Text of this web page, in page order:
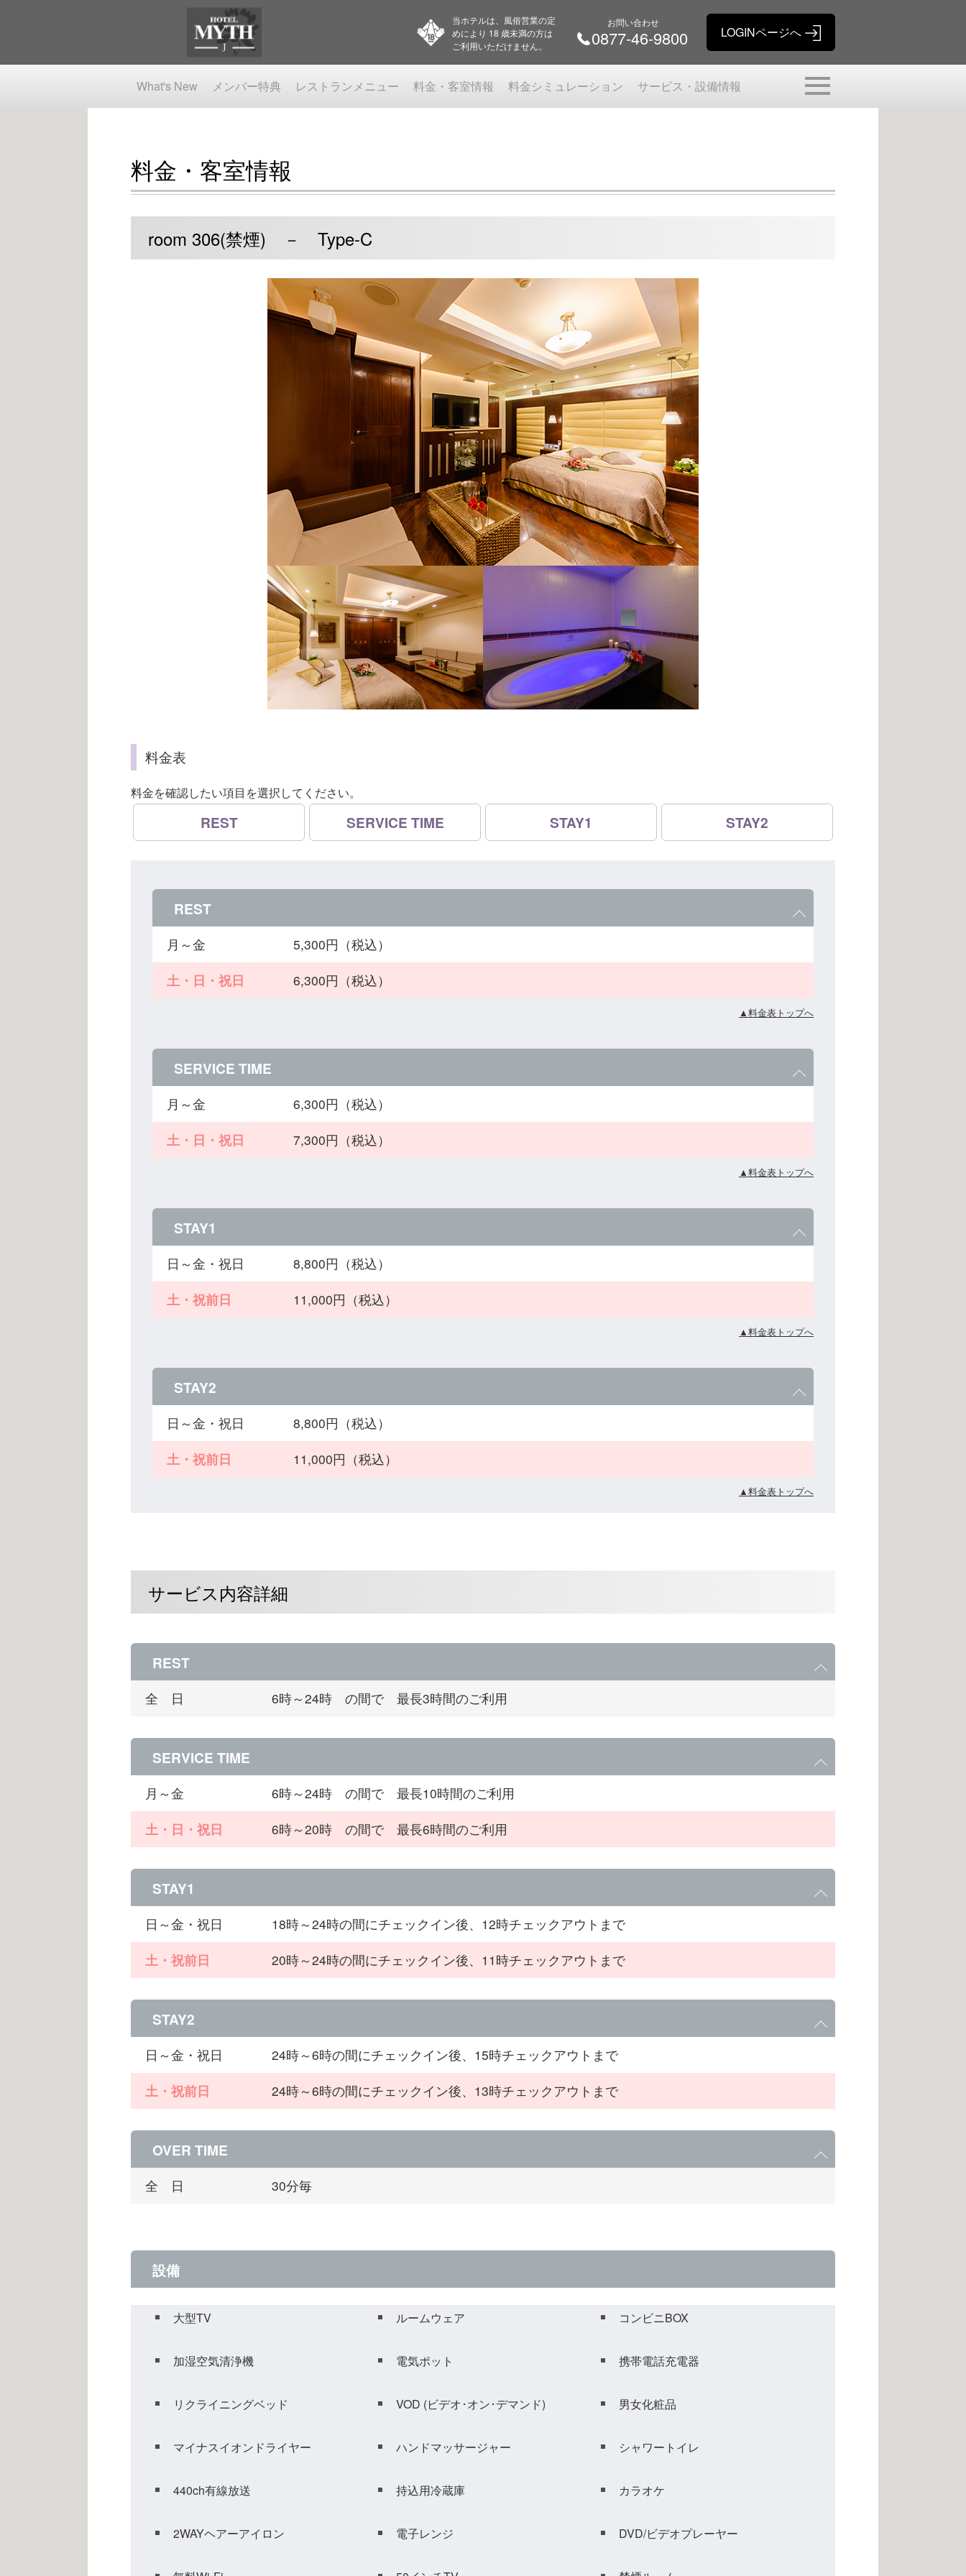
当ホテルは、風俗営業の定
めにより 18 歳未満の方は
ご利用いただけません。
お問い合わせ
0877-46-9800
What's New メンバー特典 レストランメニュー 料金・客室情報 料金シミュレーション サービス・設備情報
料金・客室情報
room 306(禁煙) － Type-C
料金表
料金を確認したい項目を選択してください。
REST SERVICE TIME STAY1 STAY2
REST
月～金
5,300円（税込）
土・日・祝日
6,300円（税込）
▲料金表トップへ
SERVICE TIME
月～金
6,300円（税込）
土・日・祝日
7,300円（税込）
▲料金表トップへ
STAY1
日～金・祝日
8,800円（税込）
土・祝前日
11,000円（税込）
▲料金表トップへ
STAY2
日～金・祝日
8,800円（税込）
土・祝前日
11,000円（税込）
▲料金表トップへ
サービス内容詳細
REST
全 日 6時～24時 の間で 最長3時間のご利用
SERVICE TIME
月～金
6時～24時 の間で 最長10時間のご利用
土・日・祝日
6時～20時 の間で 最長6時間のご利用
STAY1
日～金・祝日
18時～24時の間にチェックイン後、12時チェックアウトまで
土・祝前日
20時～24時の間にチェックイン後、11時チェックアウトまで
STAY2
日～金・祝日
24時～6時の間にチェックイン後、15時チェックアウトまで
土・祝前日
24時～6時の間にチェックイン後、13時チェックアウトまで
OVER TIME
全 日 30分毎
設備
大型TV ルームウェア コンビニBOX
加湿空気清浄機 電気ポット 携帯電話充電器
リクライニングベッド VOD (ビデオ･オン･デマンド) 男女化粧品
マイナスイオンドライヤー ハンドマッサージャー シャワートイレ
440ch有線放送 持込用冷蔵庫 カラオケ
2WAYヘアーアイロン 電子レンジ DVD/ビデオプレーヤー